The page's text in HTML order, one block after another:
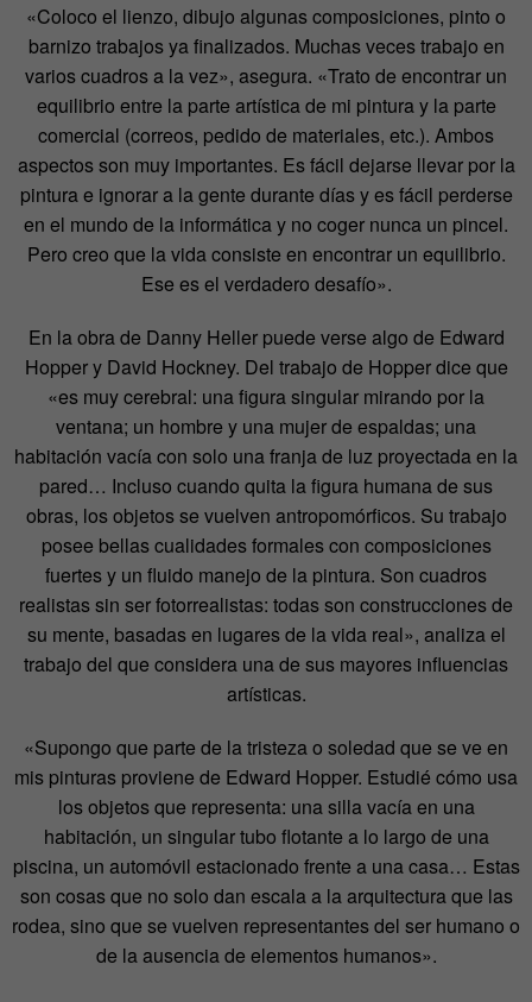
«Coloco el lienzo, dibujo algunas composiciones, pinto o
barnizo trabajos ya finalizados. Muchas veces trabajo en
varios cuadros a la vez», asegura. «Trato de encontrar un
equilibrio entre la parte artística de mi pintura y la parte
comercial (correos, pedido de materiales, etc.). Ambos
aspectos son muy importantes. Es fácil dejarse llevar por la
pintura e ignorar a la gente durante días y es fácil perderse
en el mundo de la informática y no coger nunca un pincel.
Pero creo que la vida consiste en encontrar un equilibrio.
Ese es el verdadero desafío».
En la obra de Danny Heller puede verse algo de Edward
Hopper y David Hockney. Del trabajo de Hopper dice que
«es muy cerebral: una figura singular mirando por la
ventana; un hombre y una mujer de espaldas; una
habitación vacía con solo una franja de luz proyectada en la
pared… Incluso cuando quita la figura humana de sus
obras, los objetos se vuelven antropomórficos. Su trabajo
posee bellas cualidades formales con composiciones
fuertes y un fluido manejo de la pintura. Son cuadros
realistas sin ser fotorrealistas: todas son construcciones de
su mente, basadas en lugares de la vida real», analiza el
trabajo del que considera una de sus mayores influencias
artísticas.
«Supongo que parte de la tristeza o soledad que se ve en
mis pinturas proviene de Edward Hopper. Estudié cómo usa
los objetos que representa: una silla vacía en una
habitación, un singular tubo flotante a lo largo de una
piscina, un automóvil estacionado frente a una casa… Estas
son cosas que no solo dan escala a la arquitectura que las
rodea, sino que se vuelven representantes del ser humano o
de la ausencia de elementos humanos».